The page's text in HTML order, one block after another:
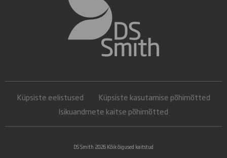
Küpsiste eelistused
Küpsiste kasutamise põhimõtted
Isikuandmete kaitse põhimõtted
DS Smith 2026 Kõik õigused kaitstud